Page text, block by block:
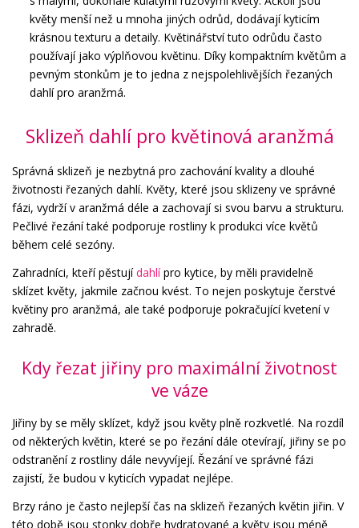
květy menší než u mnoha jiných odrůd, dodávají kyticím
krásnou texturu a detaily. Květinářství tuto odrůdu často
používají jako výplňovou květinu. Díky kompaktním květům a
pevným stonkům je to jedna z nejspolehlivějších řezaných
dahlí pro aranžmá.
Sklizeň dahlí pro květinová aranžmá
Správná sklizeň je nezbytná pro zachování kvality a dlouhé
životnosti řezaných dahlí. Květy, které jsou sklizeny ve správné
fázi, vydrží v aranžmá déle a zachovají si svou barvu a strukturu.
Pečlivé řezání také podporuje rostliny k produkci více květů
během celé sezóny.
Zahradníci, kteří pěstujídahlípro kytice, by měli pravidelně
sklízet květy, jakmile začnou kvést. To nejen poskytuje čerstvé
květiny pro aranžmá, ale také podporuje pokračující kvetení v
zahradě.
Kdy řezat jiřiny pro maximální životnost
ve váze
Jiřiny by se měly sklízet, když jsou květy plně rozkvetlé. Na rozdíl
od některých květin, které se po řezání dále otevírají, jiřiny se po
odstranění z rostliny dále nevyvíjejí. Řezání ve správné fázi
zajistí, že budou v kyticích vypadat nejlépe.
Brzy ráno je často nejlepší čas na sklizeň řezaných květin jiřin. V
této době jsou stonky dobře hydratované a květy jsou méně